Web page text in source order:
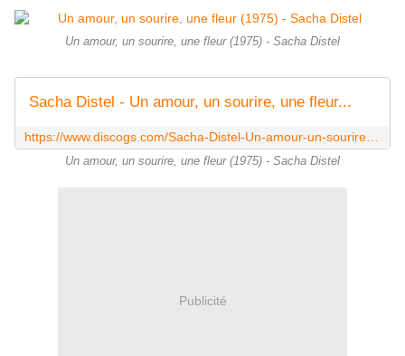
Un amour, un sourire, une fleur (1975) - Sacha Distel
Sacha Distel - Un amour, un sourire, une fleur...
Un amour, un sourire, une fleur (1975) - Sacha Distel
Publicité